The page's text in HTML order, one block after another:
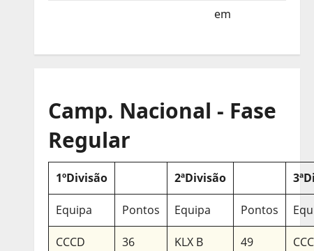
em
Camp. Nacional - Fase
Regular
1ºDivisão 2ªDivisão
Equipa Pontos Equipa Pontos
CCCD 36 KLX B 49